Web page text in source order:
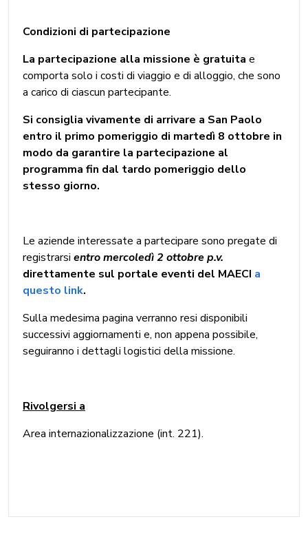
Condizioni di partecipazione
La partecipazione alla missione è gratuita e
comporta solo i costi di viaggio e di alloggio, che sono
a carico di ciascun partecipante.
Si consiglia vivamente di arrivare a San Paolo
entro il primo pomeriggio di martedì 8 ottobre in
modo da garantire la partecipazione al
programma fin dal tardo pomeriggio dello
stesso giorno.
Le aziende interessate a partecipare sono pregate di
registrarsi entro mercoledì 2 ottobre p.v.
direttamente sul portale eventi del MAECI a
questo link.
Sulla medesima pagina verranno resi disponibili
successivi aggiornamenti e, non appena possibile,
seguiranno i dettagli logistici della missione.
Rivolgersi a
Area internazionalizzazione (int. 221).